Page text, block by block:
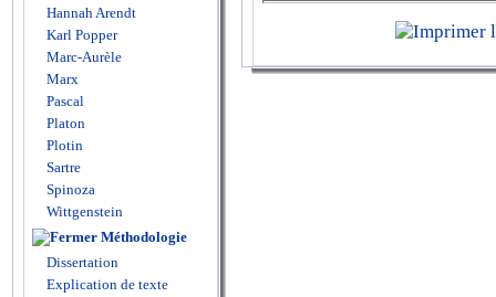
Hannah Arendt
Karl Popper
Marc-Aurèle
Marx
Pascal
Platon
Plotin
Sartre
Spinoza
Wittgenstein
Méthodologie
Dissertation
Explication de texte